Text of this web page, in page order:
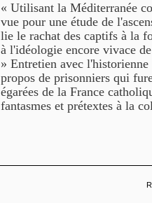
« Utilisant la Méditerranée
vue pour une étude de
lie le rachat des captifs à la
à l'idéologie encore vivace
» Entretien avec
propos de prisonniers qui
égarées de la France
fantasmes et prétextes à la